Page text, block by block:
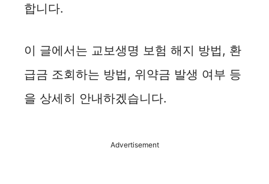
합니다.
이 글에서는 교보생명 보험 해지 방법, 환
급금 조회하는 방법, 위약금 발생 여부 등
을 상세히 안내하겠습니다.
Advertisement